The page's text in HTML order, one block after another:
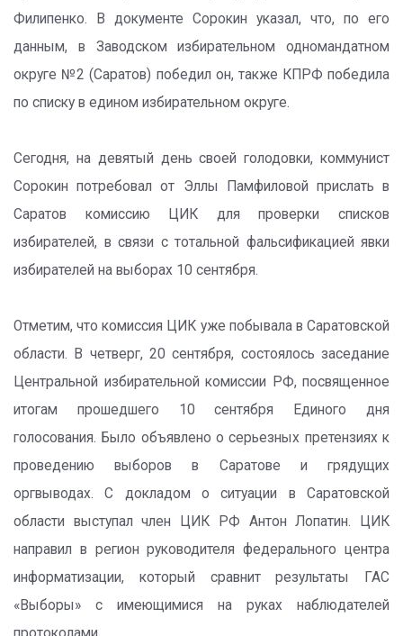
Филипенко. В документе Сорокин указал, что, по его
данным, в Заводском избирательном одномандатном
округе №2 (Саратов) победил он, также КПРФ победила
по списку в едином избирательном округе.
Сегодня, на девятый день своей голодовки, коммунист
Сорокин потребовал от Эллы Памфиловой прислать в
Саратов комиссию ЦИК для проверки списков
избирателей, в связи с тотальной фальсификацией явки
избирателей на выборах 10 сентября.
Отметим, что комиссия ЦИК уже побывала в Саратовской
области. В четверг, 20 сентября, состоялось заседание
Центральной избирательной комиссии РФ, посвященное
итогам прошедшего 10 сентября Единого дня
голосования. Было объявлено о серьезных претензиях к
проведению выборов в Саратове и грядущих
оргвыводах. С докладом о ситуации в Саратовской
области выступал член ЦИК РФ Антон Лопатин. ЦИК
направил в регион руководителя федерального центра
информатизации, который сравнит результаты ГАС
«Выборы» с имеющимися на руках наблюдателей